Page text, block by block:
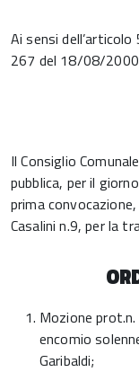
Ai sensi
267 del 18/08/
Il Consiglio
pubblica, per il
prima
Casalini n.9, per la
Mozione
encomio
Garibaldi;